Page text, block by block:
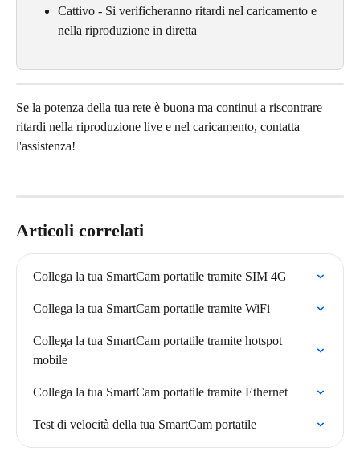
Cattivo - Si verificheranno ritardi nel caricamento e
nella riproduzione in diretta
Se la potenza della tua rete è buona ma continui a riscontrare
ritardi nella riproduzione live e nel caricamento, contatta
l'assistenza!
Articoli correlati
Collega la tua SmartCam portatile tramite SIM 4G
Collega la tua SmartCam portatile tramite WiFi
Collega la tua SmartCam portatile tramite hotspot
mobile
Collega la tua SmartCam portatile tramite Ethernet
Test di velocità della tua SmartCam portatile